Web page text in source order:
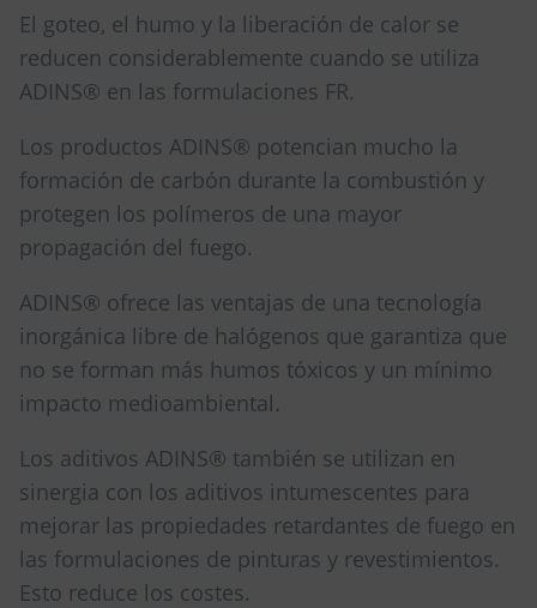
El goteo, el humo y la liberación de calor se
reducen considerablemente cuando se utiliza
ADINS® en las formulaciones FR.
Los productos ADINS® potencian mucho la
formación de carbón durante la combustión y
protegen los polímeros de una mayor
propagación del fuego.
ADINS® ofrece las ventajas de una tecnología
inorgánica libre de halógenos que garantiza que
no se forman más humos tóxicos y un mínimo
impacto medioambiental.
Los aditivos ADINS® también se utilizan en
sinergia con los aditivos intumescentes para
mejorar las propiedades retardantes de fuego en
las formulaciones de pinturas y revestimientos.
Esto reduce los costes.